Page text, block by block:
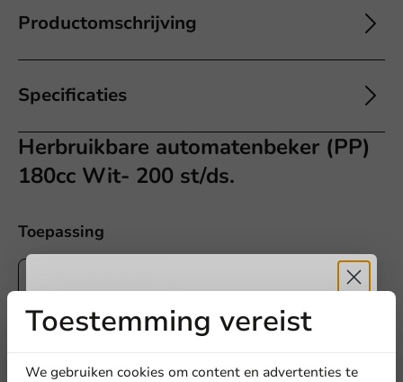
Productomschrijving
Specificaties
Herbruikbare automatenbeker (PP)
180cc Wit- 200 st/ds.
Toepassing
Toestemming vereist
We gebruiken cookies om content en advertenties te
Ontvang5%